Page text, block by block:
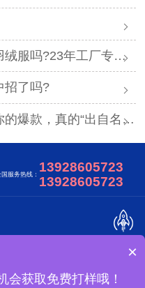
吗?23年工厂专业解答
招了吗?
，真的“出自名门”吗？
国服务热线： 13928605723
13928605723
司 版权所有
×
会获取免费打样哦！